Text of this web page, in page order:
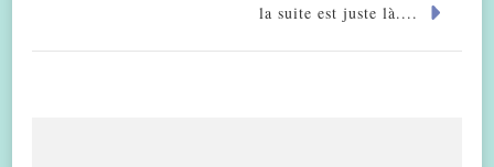
la suite est juste là....